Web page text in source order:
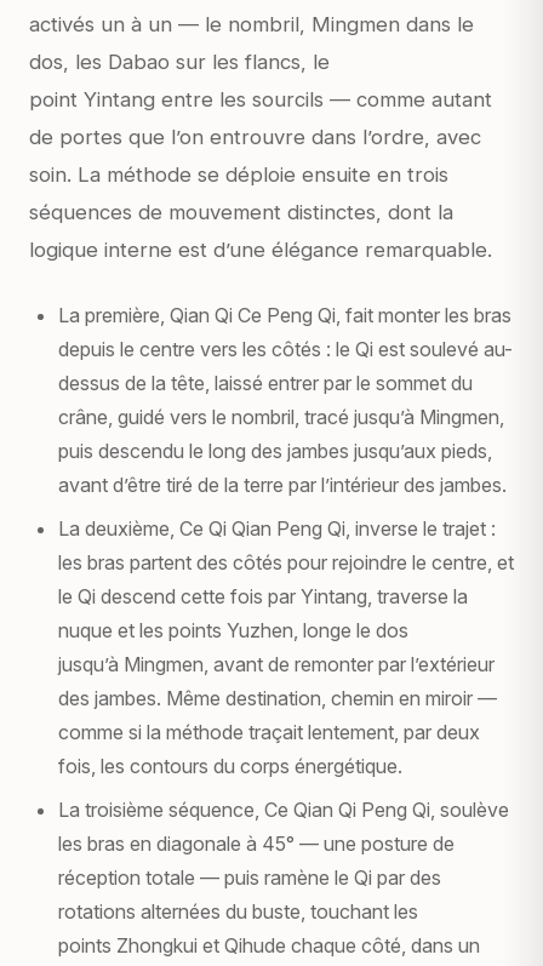
activés un à un — le nombril, Mingmen dans le
dos, les Dabao sur les flancs, le
point Yintang entre les sourcils — comme autant
de portes que l’on entrouvre dans l’ordre, avec
soin. La méthode se déploie ensuite en trois
séquences de mouvement distinctes, dont la
logique interne est d’une élégance remarquable.
La première, Qian Qi Ce Peng Qi, fait monter les bras
depuis le centre vers les côtés : le Qi est soulevé au-
dessus de la tête, laissé entrer par le sommet du
crâne, guidé vers le nombril, tracé jusqu’à Mingmen,
puis descendu le long des jambes jusqu’aux pieds,
avant d’être tiré de la terre par l’intérieur des jambes.
La deuxième, Ce Qi Qian Peng Qi, inverse le trajet :
les bras partent des côtés pour rejoindre le centre, et
le Qi descend cette fois par Yintang, traverse la
nuque et les points Yuzhen, longe le dos
jusqu’à Mingmen, avant de remonter par l’extérieur
des jambes. Même destination, chemin en miroir —
comme si la méthode traçait lentement, par deux
fois, les contours du corps énergétique.
La troisième séquence, Ce Qian Qi Peng Qi, soulève
les bras en diagonale à 45° — une posture de
réception totale — puis ramène le Qi par des
rotations alternées du buste, touchant les
points Zhongkui et Qihude chaque côté, dans un